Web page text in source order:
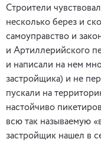
Строители
несколько берез и
самоуправство и
и Артиллерийского
и написали на нем
застройщика) и не
пускали на
настойчиво
всю так называемую
застройщик нашел в